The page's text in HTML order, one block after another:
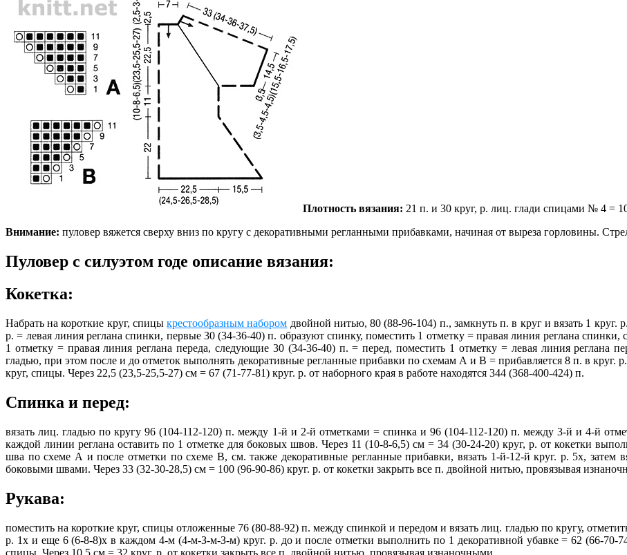
Плотность вязания: 21 п. и 30 круг, р. лиц. глади спицами № 4 =
Внимание: пуловер вяжется сверху вниз по кругу с декоративными регланными прибавками, начиная от выреза горловины.
Пуловер с силуэтом годе описание вязания:
Кокетка:
Набрать на короткие круг, спицыкрестообразным набором двойной нитью, 80 (88-96-104) п., замкнуть п. в круг и вязать 1 круг.
р. = левая линия реглана спинки, первые 30 (34-36-40) п. образуют спинку, поместить 1 отметку = правая линия реглана
1 отметку = правая линия реглана переда, следующие 30 (34-36-40) п. = перед, поместить 1 отметку = левая линия реглана
гладью, при этом после и до отметок выполнять декоративные регланные прибавки по схемам А и В = прибавляется 8 п. в круг.
круг, спицы. Через 22,5 (23,5-25,5-27) см = 67 (71-77-81) круг. р. от наборного края в работе находятся 344 (368-400-424) п.
Спинка и перед:
вязать лиц. гладью по кругу 96 (104-112-120) п. между 1-й и 2-й отметками = спинка и 96 (104-112-120) п. между 3-й и 4-й
каждой линии реглана оставить по 1 отметке для боковых швов. Через 11 (10-8-6,5) см = 34 (30-24-20) круг, р. от кокетки
шва по схеме А и после отметки по схеме В, см. также декоративные регланные прибавки, вязать 1-й-12-й круг. р. 5х,
боковыми швами. Через 33 (32-30-28,5) см = 100 (96-90-86) круг. р. от кокетки закрыть все п. двойной нитью, провязывая
Рукава:
поместить на короткие круг, спицы отложенные 76 (80-88-92) п. между спинкой и передом и вязать лиц. гладью по кругу,
р. 1х и еще 6 (6-8-8)х в каждом 4-м (4-м-З-м-З-м) круг. р. до и после отметки выполнить по 1 декоративной убавке = 62 (66-70-
спицы. Через 10,5 см = 32 круг. р. от кокетки закрыть все п. двойной нитью, провязывая изнаночными.